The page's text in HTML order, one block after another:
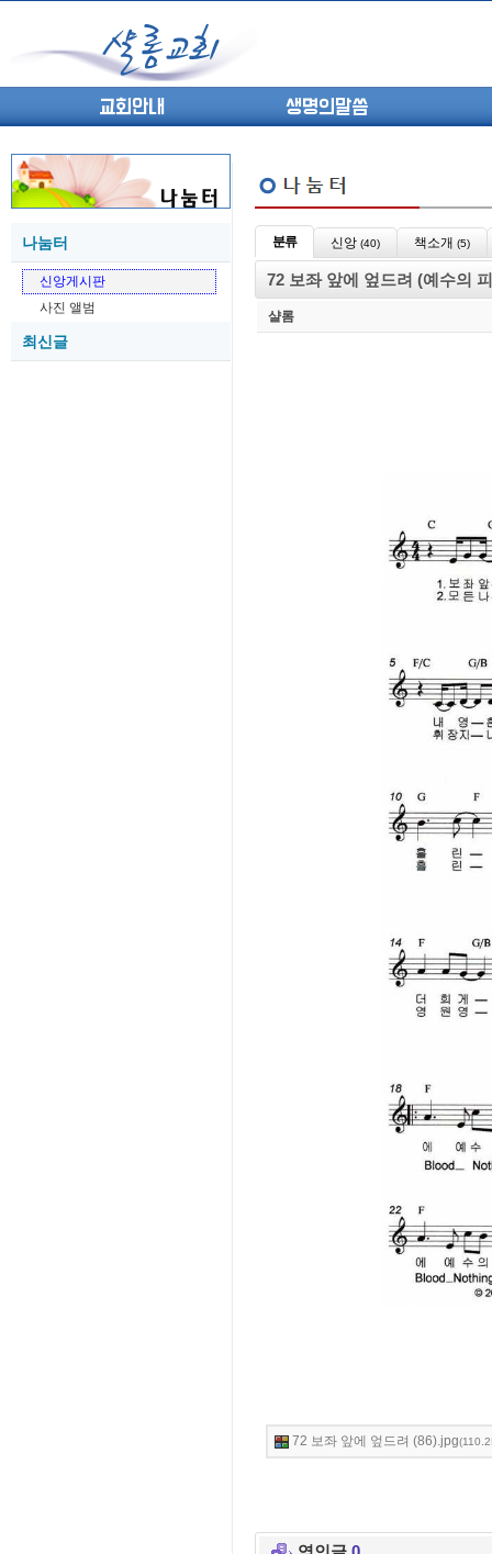
교회안내 생명의말씀
나눔터
신앙게시판
사진 앨범
최신글
05-27 (고린도전서13) 고전8:1-13 ...
05-26 (고린도전서12) 고전7:23-40 ...
05-21 (고린도전서11) 고전6:9-20 ...
분류 신앙 (40) 책소개 (5)
72 보좌 앞에 엎드려 (예수의
샬롬
72 보좌 앞에 엎드려 (86).jpg